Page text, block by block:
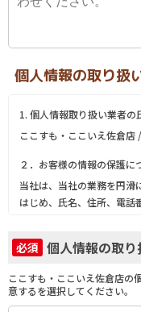
個人情報の取り扱
1. 個人情報取り扱い業者の
ここすも・ここいえ佐倉店
２．お客様の情報の保護に
当社は、当社の業務を円滑
はじめ、氏名、住所、電話
当社は、これらのお客さま
す。）の適正な保護を重大
(1) お客さま情報に適用さ
法令を遵守し、適切に取り
必須 個人情報の取り
ここすも・ここいえ佐倉店の
意するを選択してください。